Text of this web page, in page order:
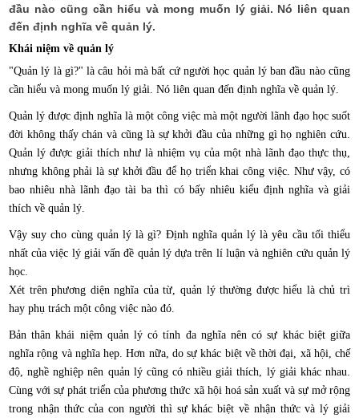
đầu nào cũng cần hiểu và mong muốn lý giải. Nó liên quan
đến định nghĩa về quản lý.
Khái niệm về quản lý
"Quản lý là gì?" là câu hỏi mà bất cứ người học quản lý ban đầu nào cũng
cần hiểu và mong muốn lý giải. Nó liên quan đến định nghĩa về quản lý.
Quản lý được định nghĩa là một công việc mà một người lãnh đạo học suốt
đời không thấy chán và cũng là sự khởi đầu của những gì họ nghiên cứu.
Quản lý được giải thích như là nhiệm vụ của một nhà lãnh đạo thực thụ,
nhưng không phải là sự khởi đầu để họ triển khai công việc. Như vậy, có
bao nhiêu nhà lãnh đạo tài ba thì có bấy nhiêu kiểu định nghĩa và giải
thích về quản lý.
Vậy suy cho cùng quản lý là gì? Định nghĩa quản lý là yêu cầu tối thiểu
nhất của việc lý giải vấn đề quản lý dựa trên lí luận và nghiên cứu quản lý
học.
Xét trên phương diện nghĩa của từ, quản lý thường được hiểu là chủ trì
hay phụ trách một công việc nào đó.
Bản thân khái niệm quản lý có tính đa nghĩa nên có sự khác biệt giữa
nghĩa rộng và nghĩa hẹp. Hơn nữa, do sự khác biệt về thời đại, xã hội, chế
độ, nghề nghiệp nên quản lý cũng có nhiều giải thích, lý giải khác nhau.
Cùng với sự phát triển của phương thức xã hội hoá sản xuất và sự mở rộng
trong nhận thức của con người thì sự khác biệt về nhận thức và lý giải